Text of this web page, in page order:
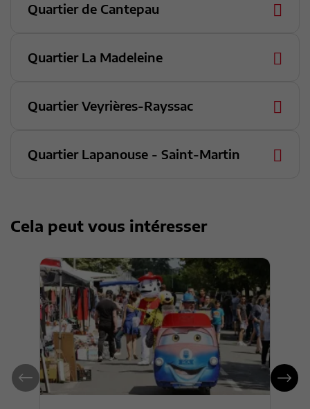
Quartier de Cantepau
Quartier La Madeleine
Quartier Veyrières-Rayssac
Quartier Lapanouse - Saint-Martin
Cela peut vous intéresser